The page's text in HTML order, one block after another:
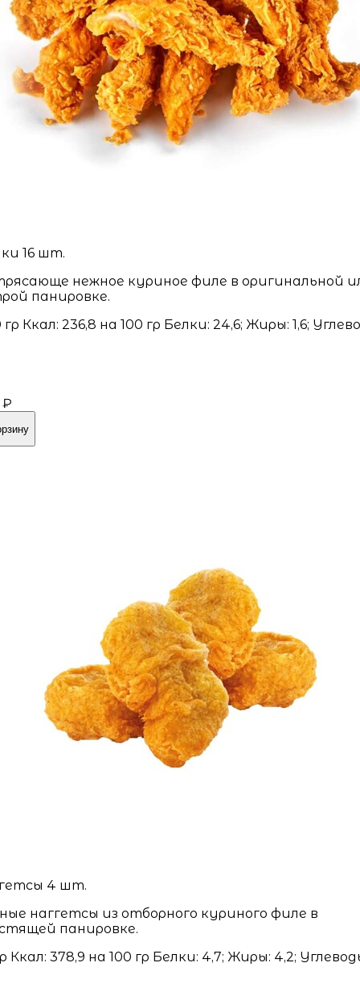
16 шт.
нежное куриное филе в оригинальной
панировке.
Ккал: 236,8 на 100 гр Белки: 24,6; Жиры: 1,6;
₽
4 шт.
наггетсы из отборного куриного филе в
панировке.
Ккал: 378,9 на 100 гр Белки: 4,7; Жиры: 4,2;